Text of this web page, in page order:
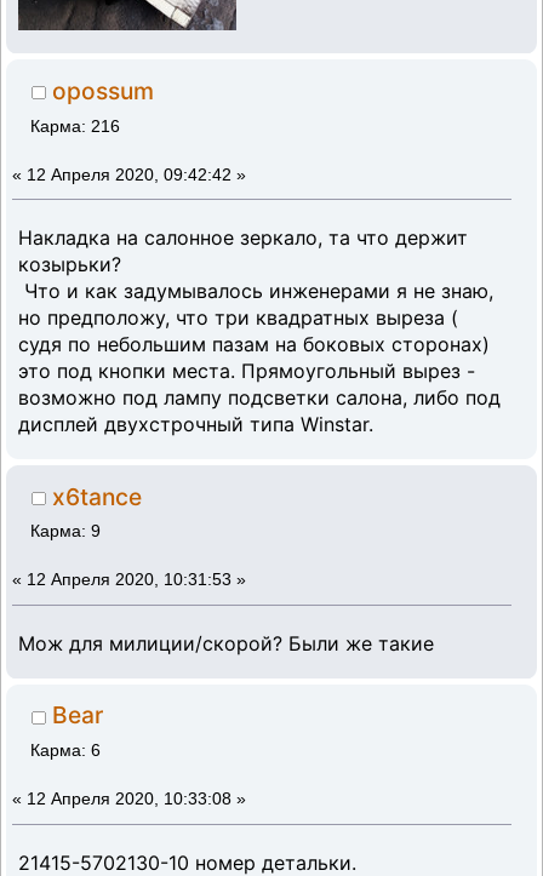
opossum
Карма: 216
« 12 Апреля 2020, 09:42:42 »
Накладка на салонное зеркало, та что держит
козырьки?
Что и как задумывалось инженерами я не знаю,
но предположу, что три квадратных выреза (
судя по небольшим пазам на боковых сторонах)
это под кнопки места. Прямоугольный вырез -
возможно под лампу подсветки салона, либо под
дисплей двухстрочный типа Winstar.
x6tance
Карма: 9
« 12 Апреля 2020, 10:31:53 »
Мож для милиции/скорой? Были же такие
Bear
Карма: 6
« 12 Апреля 2020, 10:33:08 »
21415-5702130-10 номер детальки.